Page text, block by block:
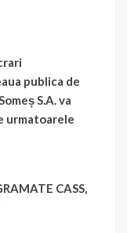
publica de
S.A. va
urmatoarele
CASS,